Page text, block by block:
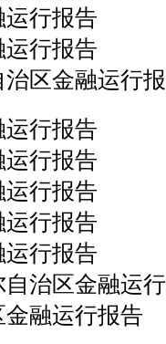
运行报告
运行报告
区金融运行
运行报告
运行报告
运行报告
运行报告
运行报告
治区金融运
金融运行报告